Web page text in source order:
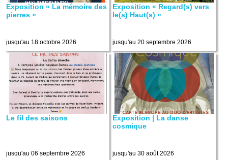
Exposition « La mémoire des
pierres »
jusqu'au 18 octobre 2026
Exposition « Regard(s) vers
le(s) Haut(s) »
jusqu'au 20 septembre 2026
Le fil des saisons
jusqu'au 06 septembre 2026
Exposition | La danse
cosmique
jusqu'au 30 août 2026